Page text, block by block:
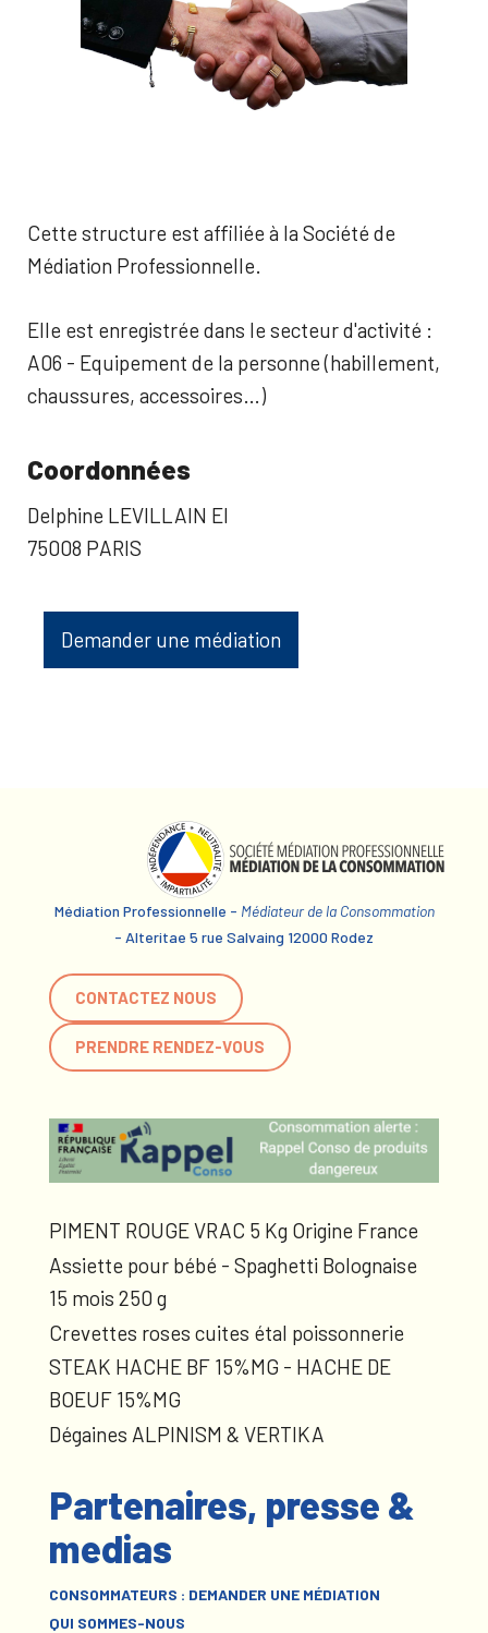
Cette structure est affiliée à la Société de
Médiation Professionnelle.
Elle est enregistrée dans le secteur d'activité :
A06 - Equipement de la personne (habillement,
chaussures, accessoires…)
Coordonnées
Delphine LEVILLAIN EI
75008 PARIS
Demander une médiation
Médiation Professionnelle - Médiateur de la Consommation
- Alteritae 5 rue Salvaing 12000 Rodez
CONTACTEZ NOUS
PRENDRE RENDEZ-VOUS
PIMENT ROUGE VRAC 5 Kg Origine France
Assiette pour bébé - Spaghetti Bolognaise
15 mois 250 g
Crevettes roses cuites étal poissonnerie
STEAK HACHE BF 15%MG - HACHE DE
BOEUF 15%MG
Dégaines ALPINISM & VERTIKA
Partenaires, presse &
medias
CONSOMMATEURS : DEMANDER UNE MÉDIATION
QUI SOMMES-NOUS